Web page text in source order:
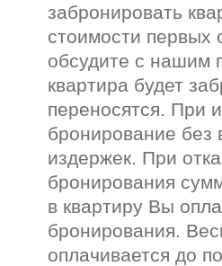
забронировать
стоимости первых
обсудите с нашим
квартира будет
переносятся. При
бронирование без
издержек. При
бронирования
в квартиру Вы
бронирования.
оплачивается до